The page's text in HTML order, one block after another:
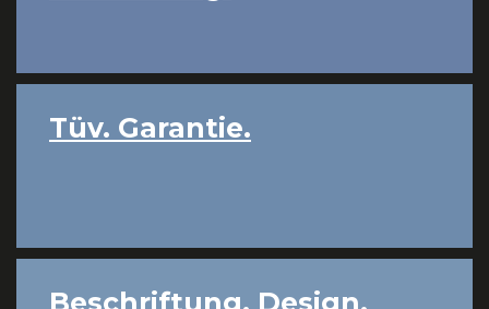
Tüv. Garantie.
Beschriftung. Design.